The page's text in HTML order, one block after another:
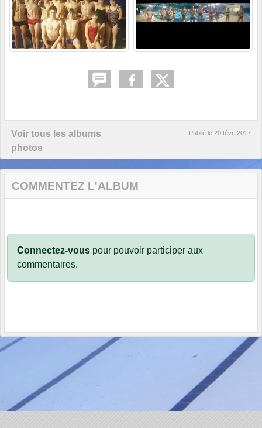
Voir tous les albums
photos
Publié le 20 févr. 2017
COMMENTEZ L'ALBUM
Connectez-vous pour pouvoir participer aux
commentaires.